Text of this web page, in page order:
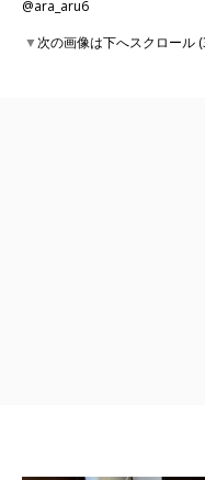
@ara_aru6
▼次の画像は下へスクロール